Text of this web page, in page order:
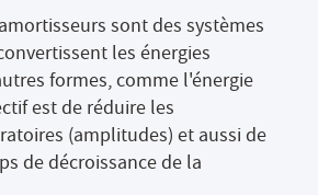
sont des systèmes
les énergies
formes, comme l'énergie
est de réduire les
(amplitudes) et aussi de
de décroissance de la